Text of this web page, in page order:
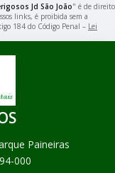
Jd São João" é de direito
links, é proibida sem a
184 do Código Penal – Lei
Paineiras
000